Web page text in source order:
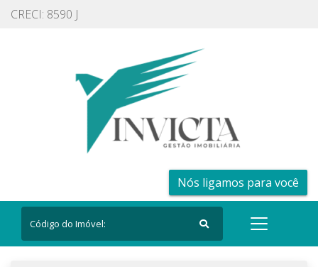
CRECI: 8590 J
Nós ligamos para você